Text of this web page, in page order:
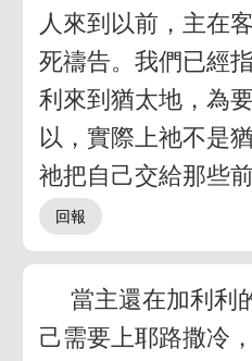
人來到以前，主在
死禱告。我們已經
利來到猶太地，為
以，實際上祂不是
祂把自己交給那些
當主還在加利利
己需要上耶路撒冷